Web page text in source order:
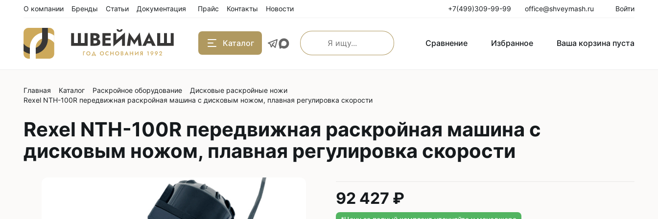
О компании Бренды Статьи Документация Прайс Контакты Новости +7(499)309-99-99 office@shveymash.ru Войти
Каталог Сравнение Избранное Ваша корзина пуста
Одноигольные прямострочные
швейные машины
С нижним и игольным транспортером
С нижним и верхним транспортером
С тройным транспортером
Двухигольные прямострочные
швейные машины
Трехниточные
Четырехниточные
Пятиниточные
Однониточные
Закрепочные швейные машины
Главная Каталог Раскройное оборудование
Дисковые раскройные ножи
Rexel NTH-100R передвижная раскройная машина с дисковым ножом, плавная регулировка скорости
Rexel NTH-100R передвижная раскройная машина с
дисковым ножом, плавная регулировка скорости
92 427 ₽